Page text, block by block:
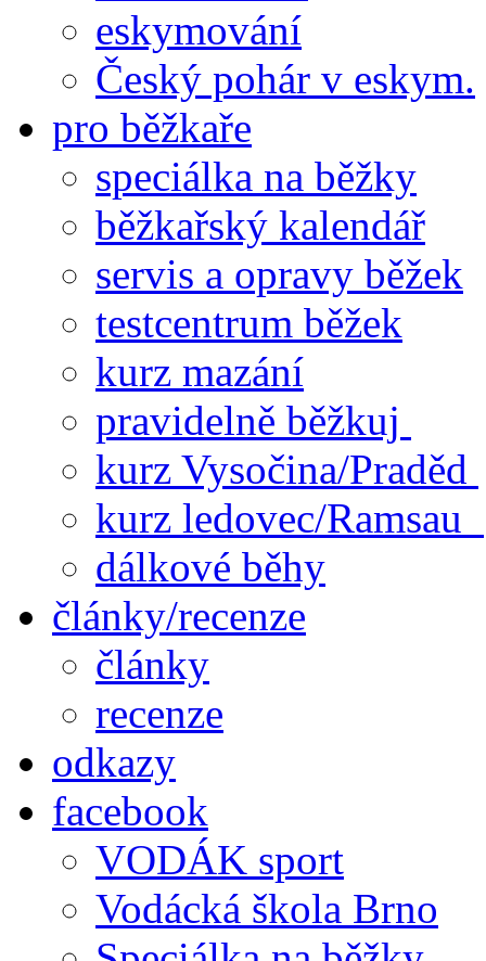
eskymování
Český pohár v eskym.
pro běžkaře
speciálka na běžky
běžkařský kalendář
servis a opravy běžek
testcentrum běžek
kurz mazání
pravidelně běžkuj
kurz Vysočina/Praděd
kurz ledovec/Ramsau
dálkové běhy
články/recenze
články
recenze
odkazy
facebook
VODÁK sport
Vodácká škola Brno